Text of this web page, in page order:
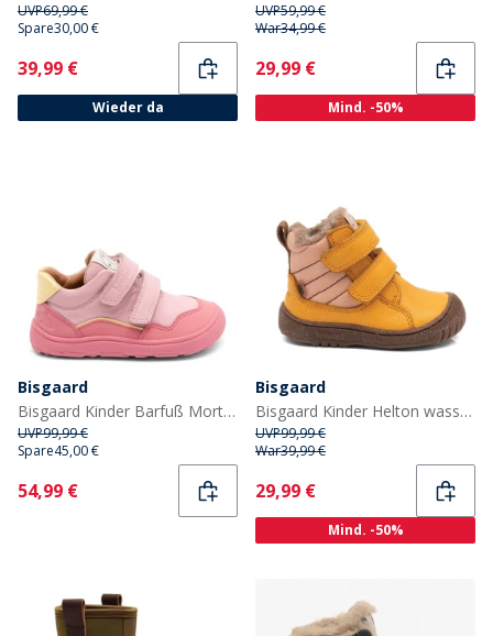
UVP69,99 €
Spare30,00 €
Current
39,99 €
Wieder da
UVP59,99 €
War34,99 €
Current
29,99 €
Mind. -50%
Bisgaard
Bisgaard Kinder Barfuß Morten Schuhe Rosa
UVP99,99 €
Spare45,00 €
Current
54,99 €
Bisgaard
Bisgaard Kinder Helton wasserdichte Tex Stiefel Gelb
UVP99,99 €
War39,99 €
Current
29,99 €
Mind. -50%